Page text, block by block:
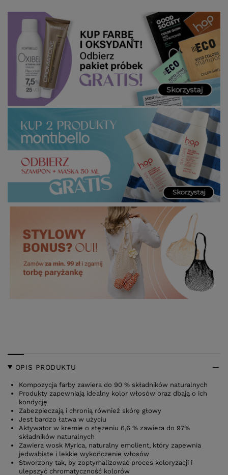
OPIS PRODUKTU
Kompozycja farby zawiera do 90 % składników naturalnych
Produkty zapewniają idealny kolor włosów oraz dbają o ich
kondycję
Zabezpieczają i chronią również skórę głowy
Jest bardzo łatwa w użyciu
Aktywator w kremie o stężeniu 6,6 % zawiera do 97%
składników naturalnych
Zawiera wosk Myrica, naturalny emolient, który zapewnia
jedwabiste i lekkie wykończenie włosów
Stworzony tak, by zoptymalizować proces koloryzacji i
ulepszyć chromatyczność kolorów